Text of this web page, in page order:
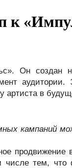
к
Он
артиста в
кампаний
продвижение
тем, что